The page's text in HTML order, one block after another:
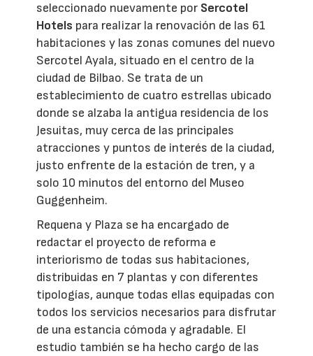
seleccionado nuevamente por Sercotel
Hotels para realizar la renovación de las 61
habitaciones y las zonas comunes del nuevo
Sercotel Ayala, situado en el centro de la
ciudad de Bilbao. Se trata de un
establecimiento de cuatro estrellas ubicado
donde se alzaba la antigua residencia de los
Jesuitas, muy cerca de las principales
atracciones y puntos de interés de la ciudad,
justo enfrente de la estación de tren, y a
solo 10 minutos del entorno del Museo
Guggenheim.
Requena y Plaza se ha encargado de
redactar el proyecto de reforma e
interiorismo de todas sus habitaciones,
distribuidas en 7 plantas y con diferentes
tipologías, aunque todas ellas equipadas con
todos los servicios necesarios para disfrutar
de una estancia cómoda y agradable. El
estudio también se ha hecho cargo de las